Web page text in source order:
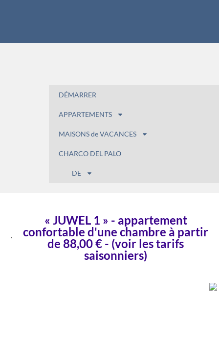
DÉMARRER
APPARTEMENTS
MAISONS de VACANCES
CHARCO DEL PALO
DE
« JUWEL 1 » - appartement
confortable d'une chambre à partir
de 88,00 € - (voir les tarifs
saisonniers)